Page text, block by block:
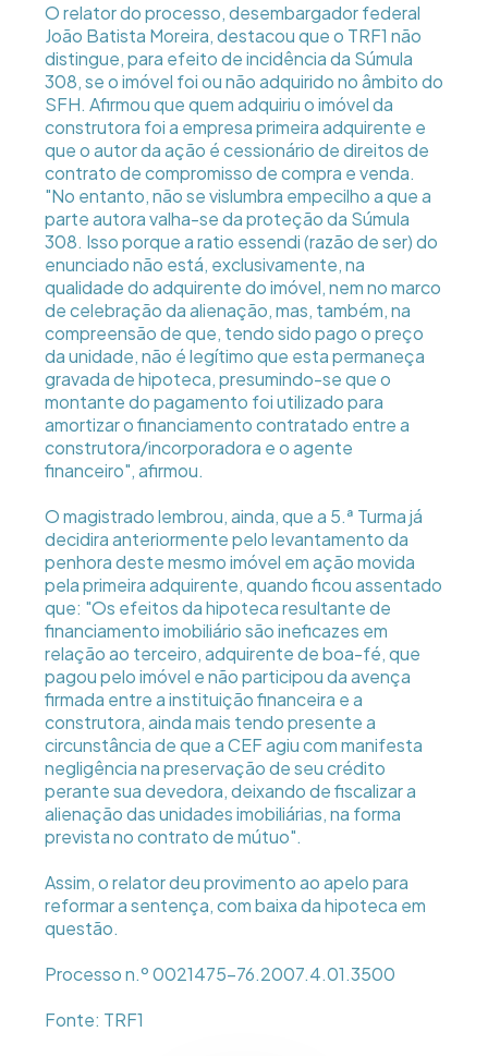
O relator do processo, desembargador federal
João Batista Moreira, destacou que o TRF1 não
distingue, para efeito de incidência da Súmula
308, se o imóvel foi ou não adquirido no âmbito do
SFH. Afirmou que quem adquiriu o imóvel da
construtora foi a empresa primeira adquirente e
que o autor da ação é cessionário de direitos de
contrato de compromisso de compra e venda.
"No entanto, não se vislumbra empecilho a que a
parte autora valha-se da proteção da Súmula
308. Isso porque a ratio essendi (razão de ser) do
enunciado não está, exclusivamente, na
qualidade do adquirente do imóvel, nem no marco
de celebração da alienação, mas, também, na
compreensão de que, tendo sido pago o preço
da unidade, não é legítimo que esta permaneça
gravada de hipoteca, presumindo-se que o
montante do pagamento foi utilizado para
amortizar o financiamento contratado entre a
construtora/incorporadora e o agente
financeiro", afirmou.
O magistrado lembrou, ainda, que a 5.ª Turma já
decidira anteriormente pelo levantamento da
penhora deste mesmo imóvel em ação movida
pela primeira adquirente, quando ficou assentado
que: "Os efeitos da hipoteca resultante de
financiamento imobiliário são ineficazes em
relação ao terceiro, adquirente de boa-fé, que
pagou pelo imóvel e não participou da avença
firmada entre a instituição financeira e a
construtora, ainda mais tendo presente a
circunstância de que a CEF agiu com manifesta
negligência na preservação de seu crédito
perante sua devedora, deixando de fiscalizar a
alienação das unidades imobiliárias, na forma
prevista no contrato de mútuo".
Assim, o relator deu provimento ao apelo para
reformar a sentença, com baixa da hipoteca em
questão.
Processo n.º 0021475-76.2007.4.01.3500
Fonte: TRF1